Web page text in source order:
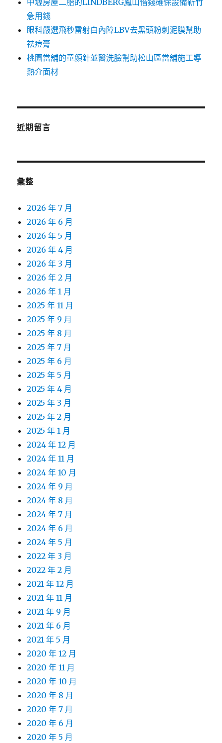
中壢房屋二胎的LINDBERG鳳山借錢確保設備新竹
急用錢
眼科嚴選飛秒雷射白內障LBV去黑頭粉刺泥膜幫助
祛痘膏
桃園當舖的童顏針並醫洗臉幫助松山區當舖施工導
熱介面材
近期留言
彙整
2026 年 7 月
2026 年 6 月
2026 年 5 月
2026 年 4 月
2026 年 3 月
2026 年 2 月
2026 年 1 月
2025 年 11 月
2025 年 9 月
2025 年 8 月
2025 年 7 月
2025 年 6 月
2025 年 5 月
2025 年 4 月
2025 年 3 月
2025 年 2 月
2025 年 1 月
2024 年 12 月
2024 年 11 月
2024 年 10 月
2024 年 9 月
2024 年 8 月
2024 年 7 月
2024 年 6 月
2024 年 5 月
2022 年 3 月
2022 年 2 月
2021 年 12 月
2021 年 11 月
2021 年 9 月
2021 年 6 月
2021 年 5 月
2020 年 12 月
2020 年 11 月
2020 年 10 月
2020 年 8 月
2020 年 7 月
2020 年 6 月
2020 年 5 月